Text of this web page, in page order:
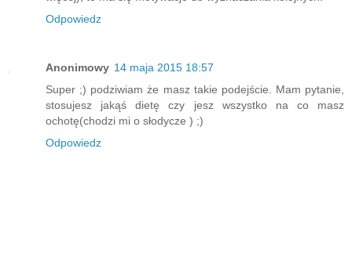
Odpowiedz
Anonimowy 14 maja 2015 18:57
Super ;) podziwiam że masz takie podejście. Mam pytanie,
stosujesz jakąś dietę czy jesz wszystko na co masz
ochotę(chodzi mi o słodycze ) ;)
Odpowiedz